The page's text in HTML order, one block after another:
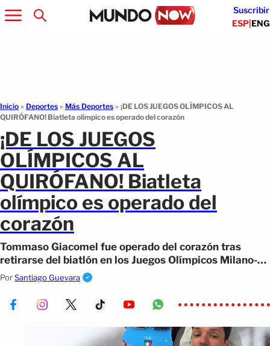
Suscribir
ESP|ENG
Inicio » Deportes » Más Deportes » ¡DE LOS JUEGOS OLÍMPICOS AL
QUIRÓFANO! Biatleta olímpico es operado del corazón
¡DE LOS JUEGOS
OLÍMPICOS AL
QUIRÓFANO! Biatleta
olímpico es operado del
corazón
Tommaso Giacomel fue operado del corazón tras
retirarse del biatlón en los Juegos Olímpicos Milano-
Cortina 2026 por problemas respiratorios.
PorSantiago Guevara